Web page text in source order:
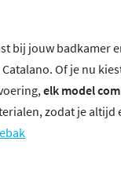
bij jouw badkamer
Of je nu
elk model
zodat je